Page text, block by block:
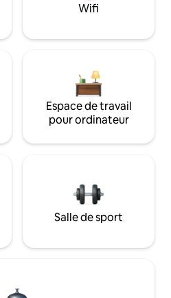
Wifi
Espace de travail
pour ordinateur
Salle de sport